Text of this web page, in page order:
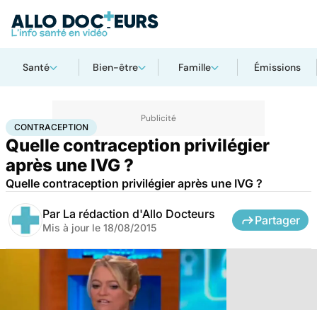
Santé Bien-être Famille Émissions
AccueilBien-êtreSexo Contraception
CONTRACEPTION
Quelle contraception privilégier
après une IVG ?
Quelle contraception privilégier après une IVG ?
Par La rédaction d'Allo Docteurs
Mis à jour le 18/08/2015
Partager